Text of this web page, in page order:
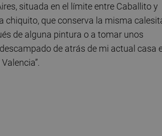
situada en el límite entre Caballito y
chiquito, que conserva la misma
de alguna pintura o a tomar unos
de atrás de mi actual casa